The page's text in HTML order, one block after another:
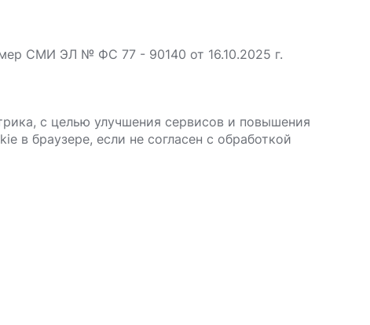
СМИ ЭЛ № ФС 77 - 90140 от 16.10.2025 г.
с целью улучшения сервисов и повышения
в браузере, если не согласен с обработкой